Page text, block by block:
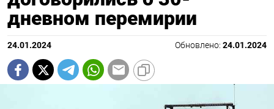
дневном перемирии
24.01.2024 Обновлено: 24.01.2024